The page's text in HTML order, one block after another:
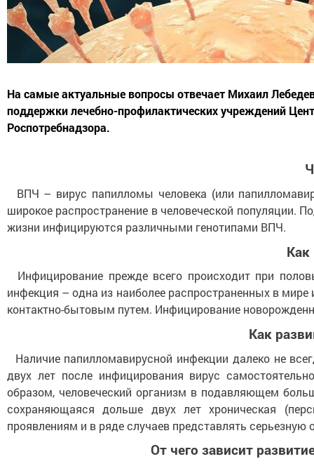
На самые актуальные вопросы отвечает Михаил
поддержки лечебно-профилактических учреждений
Роспотребнадзора.
ВПЧ – вирус папилломы человека (или
широкое распространение в человеческой популяции.
жизни инфицируются различными генотипами ВПЧ.
Как
Инфицирование прежде всего происходит при
инфекция – одна из наиболее распространенных в
контактно-бытовым путем. Инфицирование
Как
Наличие папилломавирусной инфекции далеко не
двух лет после инфицирования вирус
образом, человеческий организм в подавляющем
сохраняющаяся дольше двух лет хроническая
проявлениям и в ряде случаев представлять серьезную
От чего зависит